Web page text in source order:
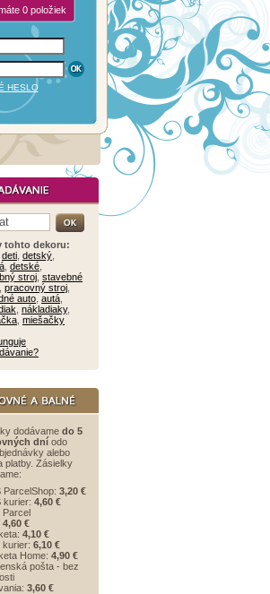
0 položiek
HESLO
tohto dekoru:
deti detský
detské
stroj stavebné
pracovný stroj
auto autá
nákladiaky,
miešačky
dodávame do 5
dní odo
alebo
platby. Zásielky
ParcelShop: 3,20 €
kurier: 4,60 €
Parcel
4,60 €
4,10 €
kurier: 6,10 €
Home: 4,90 €
pošta - bez
3,60 €